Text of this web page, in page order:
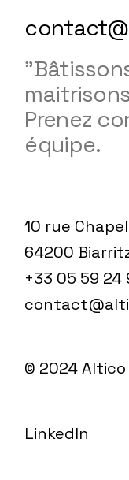
Prenez
équipe.
10 rue
64200
+33 05 59 24
© 2024Altico
LinkedIn